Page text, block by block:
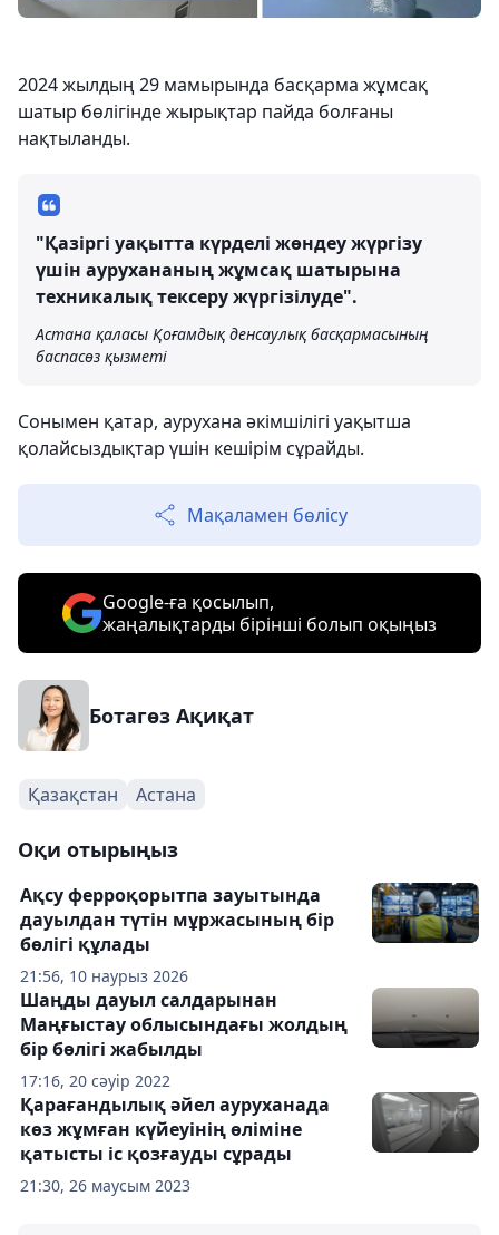
2024 жылдың 29 мамырында басқарма жұмсақ
шатыр бөлігінде жырықтар пайда болғаны
нақтыланды.
"Қазіргі уақытта күрделі жөндеу жүргізу
үшін аурухананың жұмсақ шатырына
техникалық тексеру жүргізілуде".
Астана қаласы Қоғамдық денсаулық басқармасының
баспасөз қызметі
Сонымен қатар, аурухана әкімшілігі уақытша
қолайсыздықтар үшін кешірім сұрайды.
Мақаламен бөлісу
Google-ға қосылып,
жаңалықтарды бірінші болып оқыңыз
Ботагөз Ақиқат
Қазақстан Астана
Оқи отырыңыз
21:56, 10 наурыз 2026
Ақсу ферроқорытпа зауытында
дауылдан түтін мұржасының бір
бөлігі құлады
17:16, 20 сәуір 2022
Шаңды дауыл салдарынан
Маңғыстау облысындағы жолдың
бір бөлігі жабылды
21:30, 26 маусым 2023
Қарағандылық әйел ауруханада
көз жұмған күйеуінің өліміне
қатысты іс қозғауды сұрады